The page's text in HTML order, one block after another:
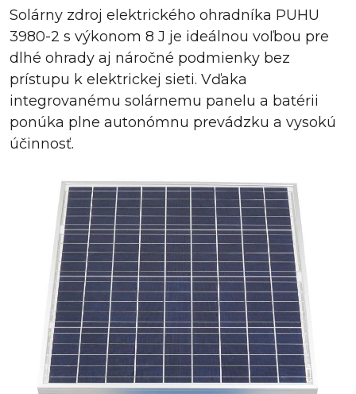
Solárny zdroj elektrického ohradníka PUHU
3980-2 s výkonom 8 J je ideálnou voľbou pre
dlhé ohrady aj náročné podmienky bez
prístupu k elektrickej sieti. Vďaka
integrovanému solárnemu panelu a batérii
ponúka plne autonómnu prevádzku a vysokú
účinnosť.